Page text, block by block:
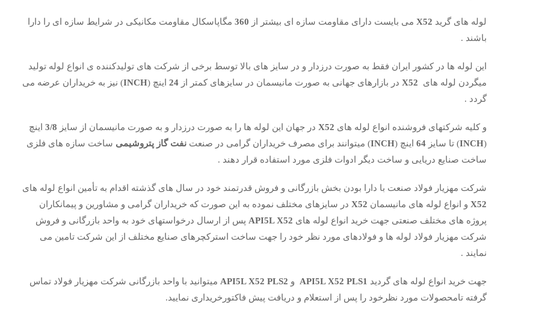
لوله های گرید X52 می بایست دارای مقاومت سازه ای بیشتر از 360 مگاپاسکال مقاومت مکانیکی در شرایط سازه ای را دارا
باشند .
این لوله ها در کشور ایران فقط به صورت درزدار و در سایز های بالا توسط برخی از شرکت های تولیدکننده ی انواع لوله تولید
میگردن لوله های X52 در بازارهای جهانی به صورت مانیسمان در سایزهای کمتر از 24 اینچ (INCH) نیز به خریداران عرضه می
گردد .
و کلیه شرکتهای فروشنده انواع لوله های X52 در جهان این لوله ها را به صورت درزدار و به صورت مانیسمان از سایز 3/8 اینچ
(
INCH) تا سایز 64 اینچ (INCH) میتوانند برای مصرف خریداران گرامی در صنعت نفت گاز پتروشیمی ساخت سازه های فلزی
ساخت صنایع دریایی و ساخت دیگر ادوات فلزی مورد استفاده قرار دهند .
شرکت مهزیار فولاد صنعت با دارا بودن بخش بازرگانی و فروش قدرتمند خود در سال های گذشته اقدام به تأمین انواع لوله های
X52 و انواع لوله های مانیسمان X52 در سایزهای مختلف نموده به این صورت که خریداران گرامی و مشاورین و پیمانکاران
پروژه های مختلف صنعتی جهت خرید انواع لوله های API5L X52 پس از ارسال درخواستهای خود به واحد بازرگانی و فروش
شرکت مهزیار فولاد لوله ها و فولادهای مورد نظر خود را جهت ساخت استرکچرهای صنایع مختلف از این شرکت تامین می
نمایند .
جهت خرید انواع لوله های گردید API5L X52 PLS1 و API5L X52 PLS2 میتوانید با واحد بازرگانی شرکت مهزیار فولاد تماس
گرفته تامحصولات مورد نظرخود را پس از استعلام و دریافت پیش فاکتورخریداری نمایید.